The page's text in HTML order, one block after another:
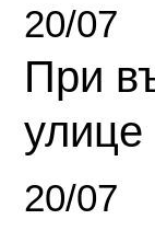
20/07
При
20/07